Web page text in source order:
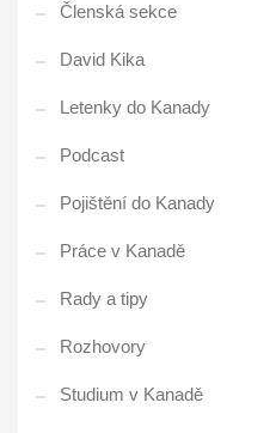
Členská sekce
David Kika
Letenky do Kanady
Podcast
Pojištění do Kanady
Práce v Kanadě
Rady a tipy
Rozhovory
Studium v Kanadě